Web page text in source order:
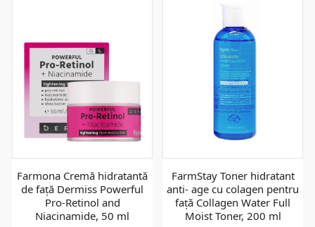
Farmona Cremă hidratantă
de față Dermiss Powerful
Pro-Retinol and
Niacinamide, 50 ml
FarmStay Toner hidratant
anti- age cu colagen pentru
față Collagen Water Full
Moist Toner, 200 ml